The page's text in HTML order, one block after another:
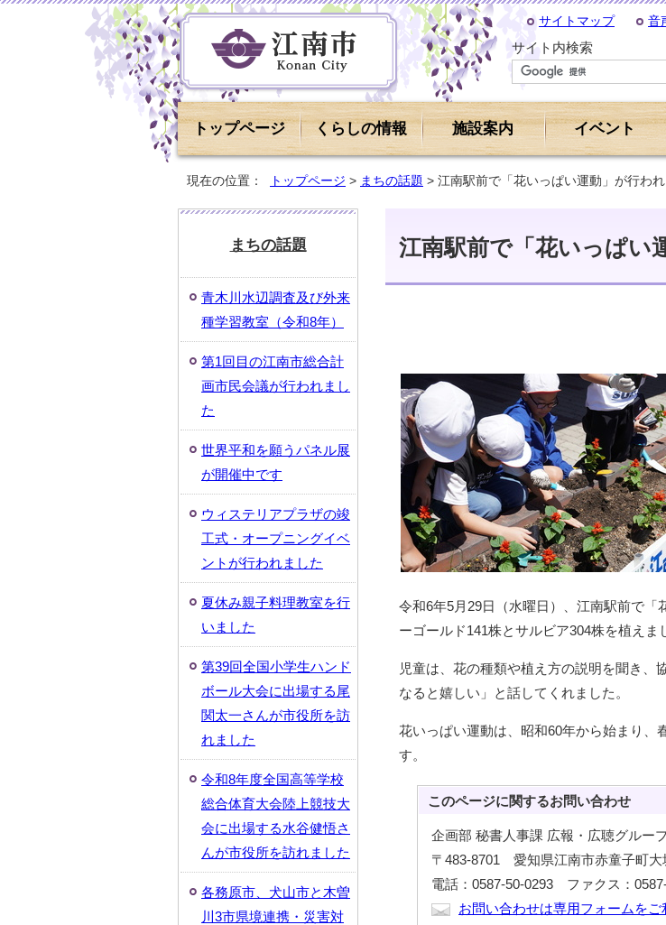
サイトマップ 音
サイト内検索
トップページ くらしの情報 施設案内 イベント
現在の位置： トップページ > まちの話題 > 江南駅前で「花いっぱい運動」が行わ
江南駅前で「花いっぱい
令和6年5月29日（水曜日）、江南駅前で「
ーゴールド141株とサルビア304株を植えま
児童は、花の種類や植え方の説明を聞き、
なると嬉しい」と話してくれました。
花いっぱい運動は、昭和60年から始まり、
す。
このページに関するお問い合わせ
企画部 秘書人事課 広報・広聴グルー
〒483-8701 愛知県江南市赤童子町大
電話：0587-50-0293 ファクス：
お問い合わせは専用フォームをご
まちの話題
青木川水辺調査及び外来
種学習教室（令和8年）
第1回目の江南市総合計
画市民会議が行われまし
た
世界平和を願うパネル展
が開催中です
ウィステリアプラザの竣
工式・オープニングイベ
ントが行われました
夏休み親子料理教室を行
いました
第39回全国小学生ハンド
ボール大会に出場する尾
関太一さんが市役所を訪
れました
令和8年度全国高等学校
総合体育大会陸上競技大
会に出場する水谷健悟さ
んが市役所を訪れました
各務原市、犬山市と木曽
川3市県境連携・災害対